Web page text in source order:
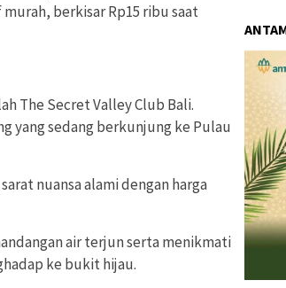
berkisar Rp15 ribu saat
The Secret Valley Club Bali.
yang sedang berkunjung ke Pulau
nuansa alami dengan harga
air terjun serta menikmati
ke bukit hijau.